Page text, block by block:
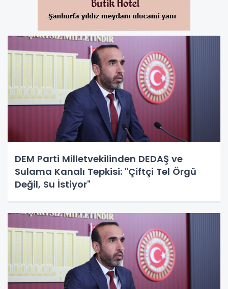
DEM Parti Milletvekilinden DEDAŞ ve
Sulama Kanalı Tepkisi: "Çiftçi Tel Örgü
Değil, Su İstiyor"